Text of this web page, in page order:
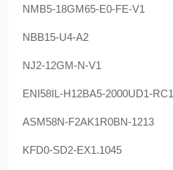
NMB5-18GM65-E0-FE-V1
NBB15-U4-A2
NJ2-12GM-N-V1
ENI58IL-H12BA5-2000UD1-RC1
ASM58N-F2AK1R0BN-1213
KFD0-SD2-EX1.1045